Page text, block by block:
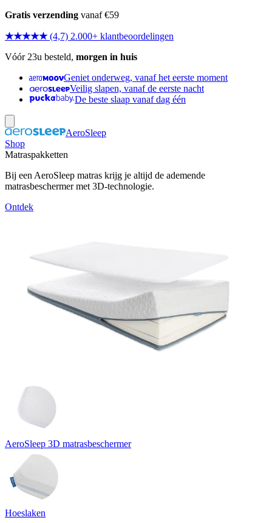
Gratis verzending vanaf €59
★★★★★ (4,7) 2.000+ klantbeoordelingen
Vóór 23u besteld, morgen in huis
Geniet onderweg, vanaf het eerste moment
Veilig slapen, vanaf de eerste nacht
De beste slaap vanaf dag één
AeroSleep
Shop
Matraspakketten
Bij een AeroSleep matras krijg je altijd de ademende
matrasbeschermer met 3D-technologie.
Ontdek
AeroSleep 3D matrasbeschermer
Hoeslaken